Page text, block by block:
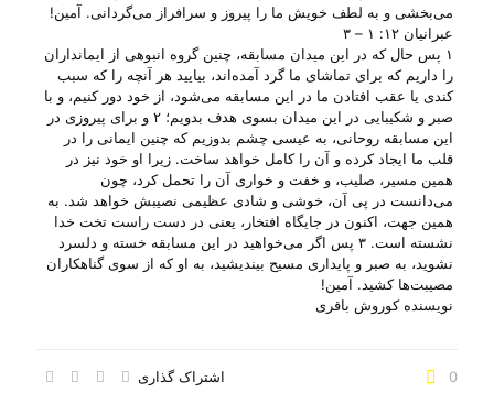
می‌بخشی و به لطف خویش ما را پیروز و سرافراز می‌گردانی. آمین!
عبرانیان ۱۲: ۱ – ۳
۱ پس حال که در این میدان مسابقه، چنین گروه انبوهی از ایمانداران
را داریم که برای تماشای ما گرد آمده‌اند، بیایید هر آنچه را که سبب
کندی یا عقب افتادن ما در این مسابقه می‌شود، از خود دور کنیم، و با
صبر و شکیبایی در این میدان بسوی هدف بدویم؛ ۲ و برای پیروزی در
این مسابقه روحانی، به عیسی چشم بدوزیم که چنین ایمانی را در
قلب ما ایجاد کرده و آن را کامل خواهد ساخت. زیرا او خود نیز در
همین مسیر، صلیب، و خفت و خواری آن را تحمل کرد، چون
می‌دانست در پی آن، خوشی و شادی عظیمی نصیبش خواهد شد. به
همین جهت، اکنون در جایگاه افتخار، یعنی در دست راست تخت خدا
نشسته است. ۳ پس اگر می‌خواهید در این مسابقه خسته و دلسرد
نشوید، به صبر و پایداری مسیح بیندیشید، به او که از سوی گناهکاران
مصیبت‌ها کشید. آمین!
نویسنده کوروش باقری
اشتراک گذاری 0